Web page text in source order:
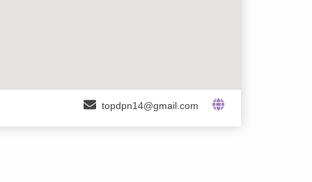
topdpn14@gmail.com